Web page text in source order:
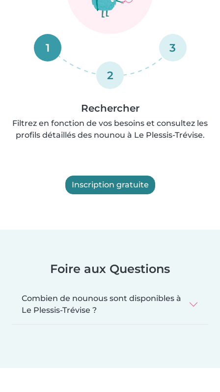
1
2
3
Rechercher
Filtrez en fonction de vos besoins et consultez les
profils détaillés des nounou à Le Plessis-Trévise.
Inscription gratuite
Foire aux Questions
Combien de nounous sont disponibles à
Le Plessis-Trévise ?